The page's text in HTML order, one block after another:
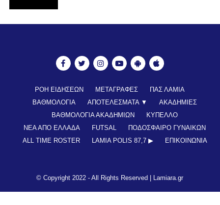
ΡΟΗ ΕΙΔΗΣΕΩΝ ΜΕΤΑΓΡΑΦΕΣ
ΠΑΣ ΛΑΜΙΑ
ΒΑΘΜΟΛΟΓΙΑ
ΑΠΟΤΕΛΕΣΜΑΤΑ ▼
ΑΚΑΔΗΜΙΕΣ
ΒΑΘΜΟΛΟΓΙΑ ΑΚΑΔΗΜΙΩΝ
ΚΥΠΕΛΛΟ
ΝΕΑ ΑΠΟ ΕΛΛΑΔΑ
FUTSAL
ΠΟΔΟΣΦΑΙΡΟ ΓΥΝΑΙΚΩΝ
ALL TIME ROSTER
LAMIA POLIS 87,7 ▶︎ ΕΠΙΚΟΙΝΩΝΊΑ
© Copyright 2022 - All Rights Reserved | Lamiara.gr